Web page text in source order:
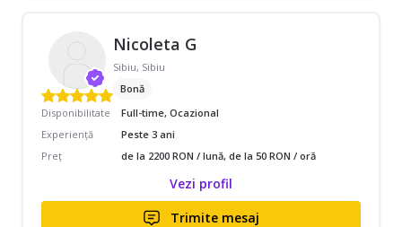
Nicoleta G
Sibiu, Sibiu
Bonă
Disponibilitate
Full-time, Ocazional
Experiență
Peste 3 ani
Preț
de la 2200 RON / lună, de la 50 RON / oră
Vezi profil
Trimite mesaj